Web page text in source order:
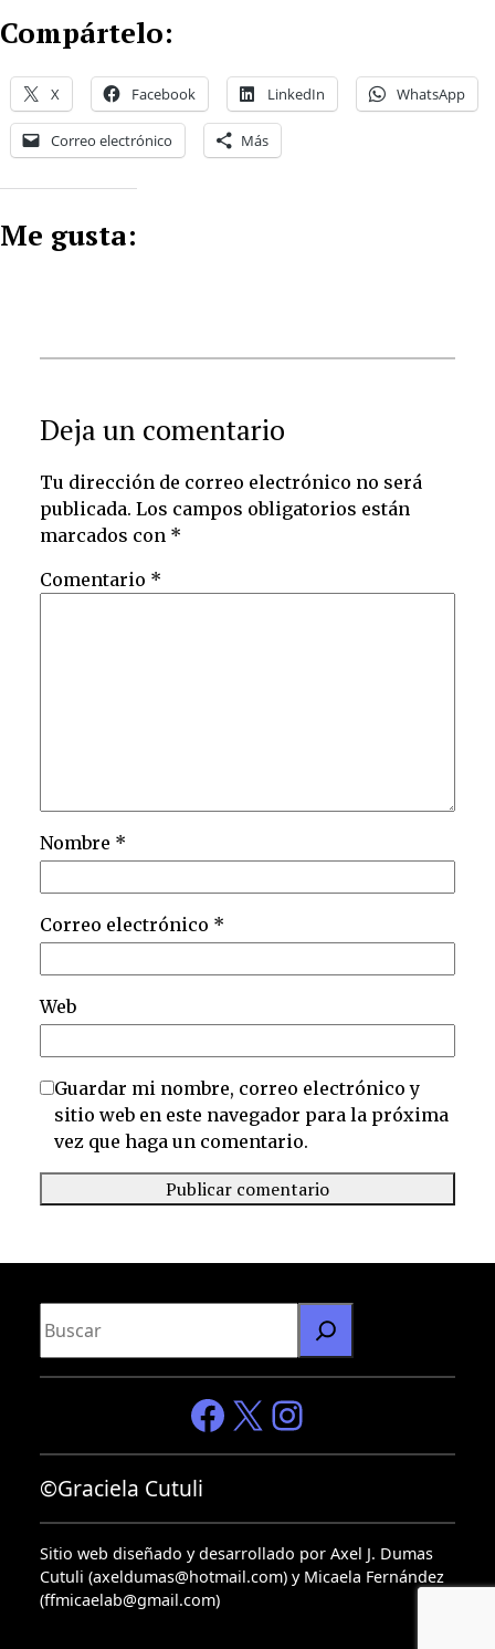
Compártelo:
X Facebook LinkedIn WhatsApp
Correo electrónico Más
Me gusta:
Deja un comentario
Tu dirección de correo electrónico no será
publicada. Los campos obligatorios están
marcados con *
Comentario *
Nombre *
Correo electrónico *
Web
Guardar mi nombre, correo electrónico y
sitio web en este navegador para la próxima
vez que haga un comentario.
u
r
Facebook X Instagram
©Graciela Cutuli
Sitio web diseñado y desarrollado por Axel J. Dumas
Cutuli (axeldumas@hotmail.com) y Micaela Fernández
(ffmicaelab@gmail.com)